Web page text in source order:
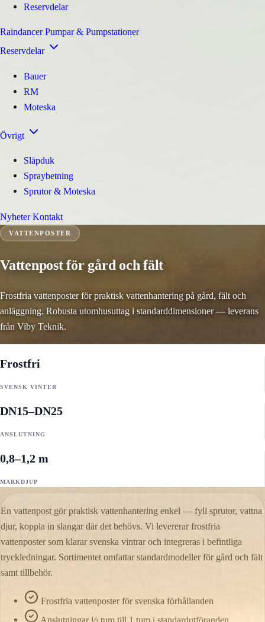
Reservdelar
RaindancerPumpar & Pumpstationer
Reservdelar
Bauer
RM
Moteska
Övrigt
Släpduk
Spraybetning
Sprutor & Moteska
NyheterKontakt
VATTENPOSTER
Vattenpost för gård och fält
Frostfria vattenposter för praktisk vattenhantering på gård, fält och
anläggning. Robusta utomhusuttag i standarddimensioner — leverans
från Viby Teknik.
Frostfri
SVENSK VINTER
DN15–DN25
ANSLUTNING
0,8–1,2 m
MARKDJUP
En vattenpost gör praktisk vattenhantering enkel — fyll sprutor, vattna
djur, koppla in slangar där det behövs. Vi levererar frostfria
vattenposter som klarar svenska vintrar och integreras i befintliga
tryckledningar. Sortimentet omfattar standardmodeller för gård och fält
samt tillbehör.
Frostfria vattenposter för svenska förhållanden